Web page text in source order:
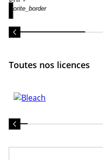
favorite_border
Toutes nos licences